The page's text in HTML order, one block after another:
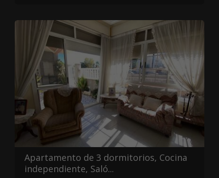
Apartamento de 3 dormitorios, Cocina
independiente, Saló...